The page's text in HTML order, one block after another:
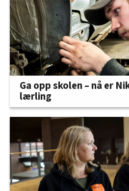
Ga opp skolen – nå er
lærling